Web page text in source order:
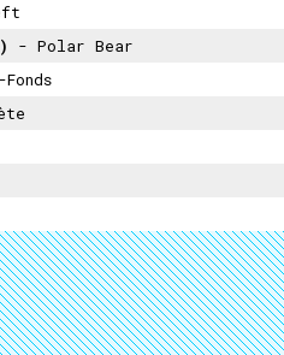
- Polar Bear